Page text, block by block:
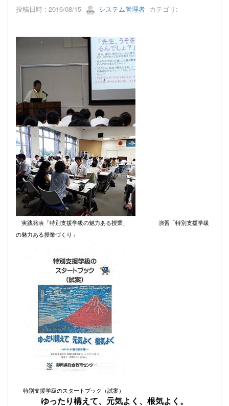
投稿日時 : 2016/08/15 システム管理者 カテゴリ:
実践発表「特別支援学級の魅力ある授業」
演習「特別支援学級
の魅力ある授業づくり」
特別支援学級のスタートブック（試案）
ゆったり構えて、元気よく、根気よく。